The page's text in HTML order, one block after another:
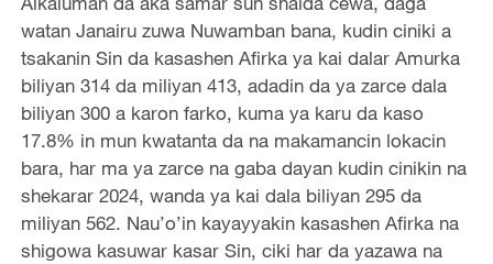
watan Janairu zuwa Nuwamban bana, kudin ciniki a
tsakanin Sin da kasashen Afirka ya kai dalar Amurka
biliyan 314 da miliyan 413, adadin da ya zarce dala
biliyan 300 a karon farko, kuma ya karu da kaso
17.8% in mun kwatanta da na makamancin lokacin
bara, har ma ya zarce na gaba dayan kudin cinikin na
shekarar 2024, wanda ya kai dala biliyan 295 da
miliyan 562. Nau’o’in kayayyakin kasashen Afirka na
shigowa kasuwar kasar Sin, ciki har da yazawa na